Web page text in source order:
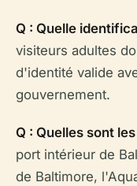
Q : Quelle
visiteurs adultes
d'identité valide
gouvernement.
Q : Quelles sont
port intérieur de
de Baltimore,